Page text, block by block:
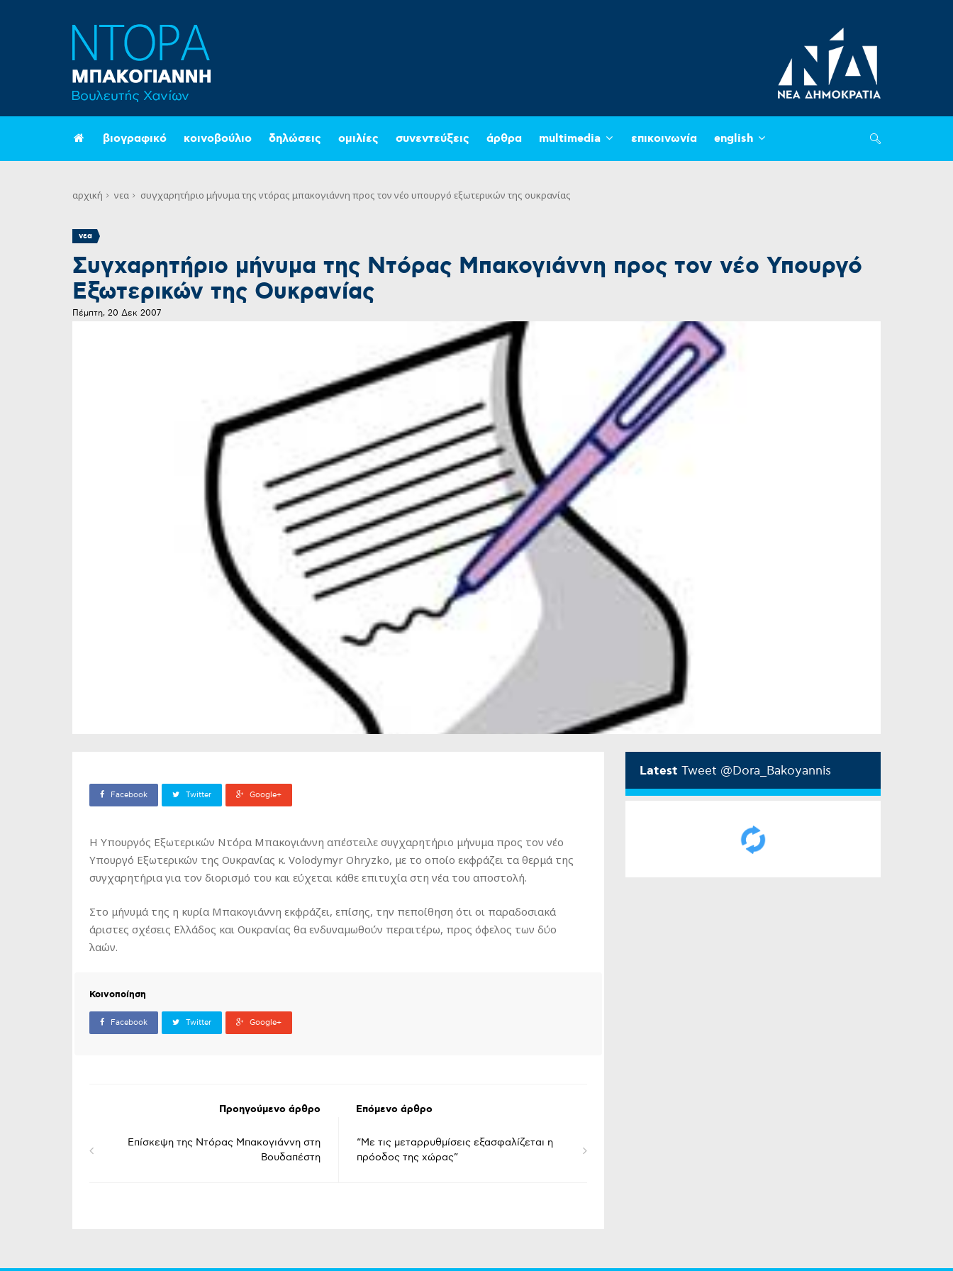
βιογραφικό κοινοβούλιο δηλώσεις ομιλίες συνεντεύξεις άρθρα multimedia επικοινωνία english
αρχική νεα συγχαρητήριο μήνυμα της ντόρας μπακογιάννη προς τον νέο υπουργό εξωτερικών της ουκρανίας
νεα
Συγχαρητήριο μήνυμα της Ντόρας Μπακογιάννη προς τον νέο Υπουργό
Εξωτερικών της Ουκρανίας
Πέμπτη, 20 Δεκ 2007
Facebook Twitter Google+
H Υπουργός Εξωτερικών Ντόρα Μπακογιάννη απέστειλε συγχαρητήριο μήνυμα προς τον νέο
Υπουργό Εξωτερικών της Ουκρανίας κ. Volodymyr Ohryzko, με το οποίο εκφράζει τα θερμά της
συγχαρητήρια για τον διορισμό του και εύχεται κάθε επιτυχία στη νέα του αποστολή.
Στο μήνυμά της η κυρία Μπακογιάννη εκφράζει, επίσης, την πεποίθηση ότι οι παραδοσιακά
άριστες σχέσεις Ελλάδος και Ουκρανίας θα ενδυναμωθούν περαιτέρω, προς όφελος των δύο
λαών.
Κοινοποίηση
Facebook Twitter Google+
Προηγούμενο άρθρο
Επίσκεψη της Ντόρας Μπακογιάννη στη
Βουδαπέστη
Επόμενο άρθρο
“Με τις μεταρρυθμίσεις εξασφαλίζεται η
πρόοδος της χώρας”
Latest Tweet @Dora_Bakoyannis